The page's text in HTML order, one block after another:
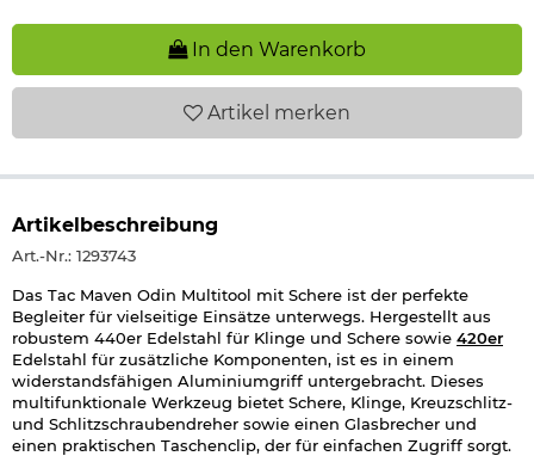
In den Warenkorb
Artikel merken
Artikelbeschreibung
Art.-Nr.: 1293743
Das Tac Maven Odin Multitool mit Schere ist der perfekte
Begleiter für vielseitige Einsätze unterwegs. Hergestellt aus
robustem 440er Edelstahl für Klinge und Schere sowie 420er
Edelstahl für zusätzliche Komponenten, ist es in einem
widerstandsfähigen Aluminiumgriff untergebracht. Dieses
multifunktionale Werkzeug bietet Schere, Klinge, Kreuzschlitz-
und Schlitzschraubendreher sowie einen Glasbrecher und
einen praktischen Taschenclip, der für einfachen Zugriff sorgt.